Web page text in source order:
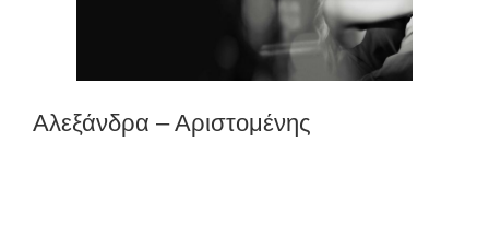
Αλεξάνδρα – Αριστομένης